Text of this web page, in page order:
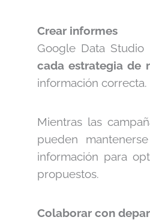
Crear informes
Google Data
cada estrategia de
información correcta.
Mientras las
pueden
información para
propuestos.
Colaborar con